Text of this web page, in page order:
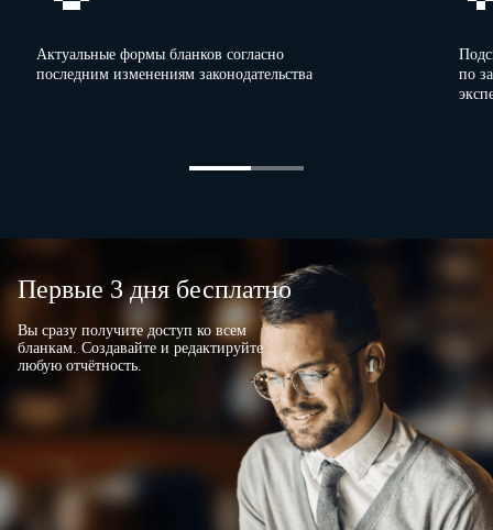
Актуальные формы бланков согласно
последним изменениям законодательства
по
Первые 3 дня бесплатно
Вы сразу получите доступ ко всем
бланкам. Создавайте и редактируйте
любую отчётность.